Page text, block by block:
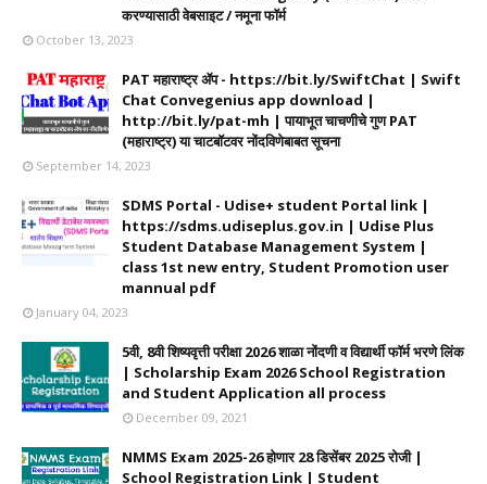
करण्यासाठी वेबसाइट / नमूना फॉर्म
October 13, 2023
PAT महाराष्ट्र ॲप - https://bit.ly/SwiftChat | Swift
Chat Convegenius app download |
http://bit.ly/pat-mh | पायाभूत चाचणीचे गुण PAT
(महाराष्ट्र) या चाटबॉटवर नोंदविणेबाबत सूचना
September 14, 2023
SDMS Portal - Udise+ student Portal link |
https://sdms.udiseplus.gov.in | Udise Plus
Student Database Management System |
class 1st new entry, Student Promotion user
mannual pdf
January 04, 2023
5वी, 8वी शिष्यवृत्ती परीक्षा 2026 शाळा नोंदणी व विद्यार्थी फॉर्म भरणे लिंक
| Scholarship Exam 2026 School Registration
and Student Application all process
December 09, 2021
NMMS Exam 2025-26 होणार 28 डिसेंबर 2025 रोजी |
School Registration Link | Student